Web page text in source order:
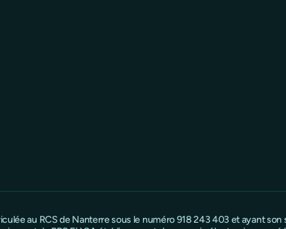
au RCS de Nanterre sous le numéro 918 243 403 et ayant